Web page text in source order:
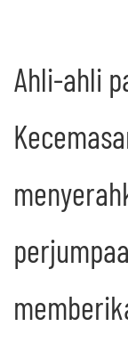
Ahli-ahli